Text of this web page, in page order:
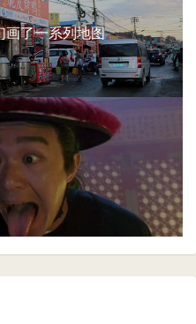
画了一系列地图